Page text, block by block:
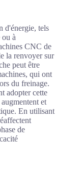
d'énergie, tels
ou à
CNC de
la renvoyer sur
peut être
qui ont
du freinage.
adopter cette
et
En utilisant
de